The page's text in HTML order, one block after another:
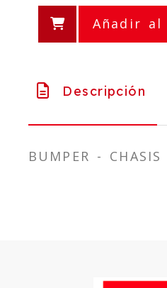
Añadir
Descripción
BUMPER -